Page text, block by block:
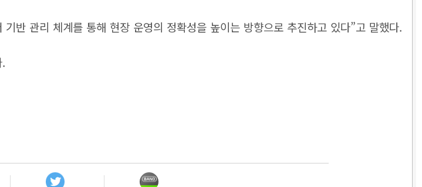
반 관리 체계를 통해 현장 운영의 정확성을 높이는 방향으로 추진하고 있다”고 말했다.